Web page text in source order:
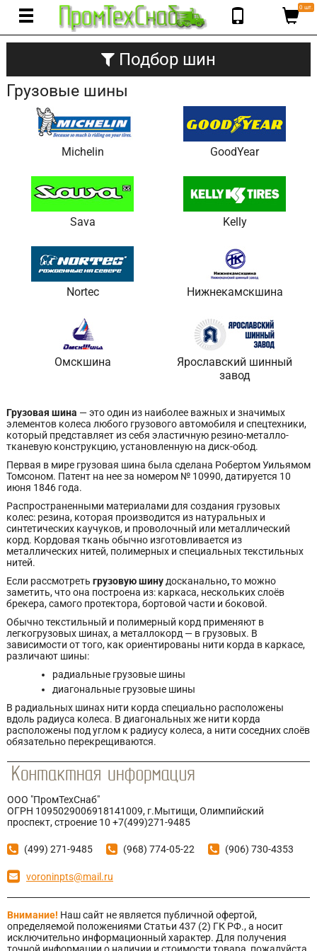
0 шт.
Подбор шин
Грузовые шины
Michelin GoodYear
Sava Kelly
Nortec Нижнекамскшина
Омскшина
Ярославский шинный
завод
Грузовая шина — это один из наиболее важных и значимых
элементов колеса любого грузового автомобиля и спецтехники,
который представляет из себя эластичную резино-металло-
тканевую конструкцию, установленную на диск-обод.
Первая в мире грузовая шина была сделана Робертом Уильямом
Томсоном. Патент на нее за номером № 10990, датируется 10
июня 1846 года.
Распространенными материалами для создания грузовых
колес: резина, которая производится из натуральных и
синтетических каучуков, и проволочный или металлический
корд. Кордовая ткань обычно изготовливается из
металлических нитей, полимерных и специальных текстильных
нитей.
Если рассмотреть грузовую шину досканально,то можно
заметить, что она построена из: каркаса, нескольких слоёв
брекера, самого протектора, бортовой части и боковой.
Обычно текстильный и полимерный корд применяют в
легкогрузовых шинах, а металлокорд — в грузовых. В
зависимости от того, как ориентированы нити корда в каркасе,
различают шины:
радиальные грузовые шины
диагональные грузовые шины
В радиальных шинах нити корда специально расположены
вдоль радиуса колеса. В диагональных же нити корда
расположены под углом к радиусу колеса, а нити соседних слоёв
обязательно перекрещиваются.
ООО "ПромТехСнаб"
ОГРН 1095029006918141009, г.Мытищи, Олимпийский
проспект, строение 10 +7(499)271-9485
(499) 271-9485 (968) 774-05-22 (906) 730-4353
voroninpts@mail.ru
Внимание! Наш сайт не является публичной офертой,
определяемой положениями Статьи 437 (2) ГК РФ., а носит
исключительно информационный характер. Для получения